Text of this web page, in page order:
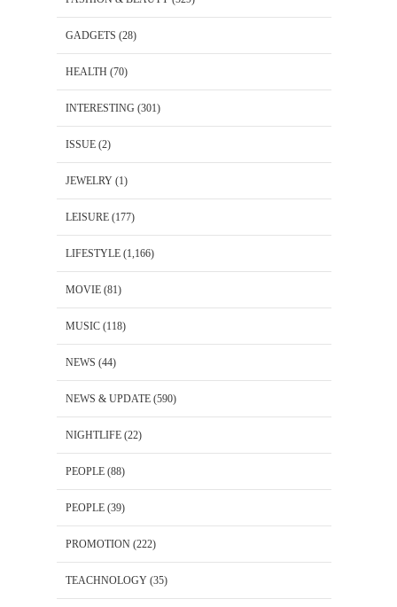
GADGETS (28)
HEALTH (70)
INTERESTING (301)
ISSUE (2)
JEWELRY (1)
LEISURE (177)
LIFESTYLE (1,166)
MOVIE (81)
MUSIC (118)
NEWS (44)
NEWS & UPDATE (590)
NIGHTLIFE (22)
PEOPLE (88)
PEOPLE (39)
PROMOTION (222)
TEACHNOLOGY (35)